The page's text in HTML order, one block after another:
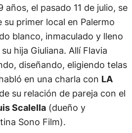
años, el pasado 11 de julio, se
primer local en Palermo
blanco, inmaculado y lleno
hija Giuliana. Allí Flavia
diseñando, eligiendo telas
en una charla con LA
su relación de pareja con el
Scalella(dueño y
Sono Film).